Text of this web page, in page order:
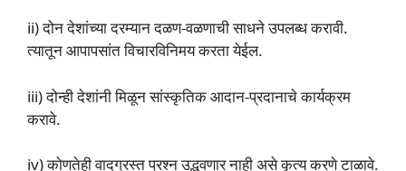
ii) दोन देशांच्या दरम्यान दळण-वळणाची साधने उपलब्ध करावी.
त्यातून आपापसांत विचारविनिमय करता येईल.
iii) दोन्ही देशांनी मिळून सांस्कृतिक आदान-प्रदानाचे कार्यक्रम
करावे.
iv) कोणतेही वादग्रस्त प्रश्न उद्भवणार नाही असे कृत्य करणे टाळावे.